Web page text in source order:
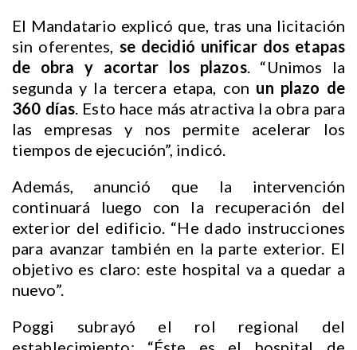
El Mandatario explicó que, tras una licitación
sin oferentes, se decidió unificar dos etapas
de obra y acortar los plazos. “Unimos la
segunda y la tercera etapa, con un plazo de
360 días. Esto hace más atractiva la obra para
las empresas y nos permite acelerar los
tiempos de ejecución”, indicó.
Además, anunció que la intervención
continuará luego con la recuperación del
exterior del edificio. “He dado instrucciones
para avanzar también en la parte exterior. El
objetivo es claro: este hospital va a quedar a
nuevo”.
Poggi subrayó el rol regional del